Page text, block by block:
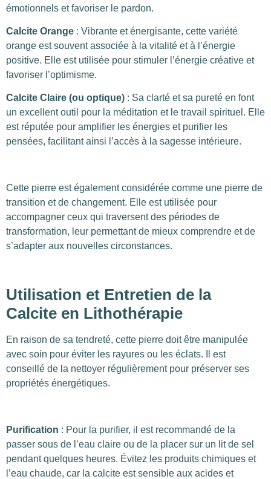
émotionnels et favoriser le pardon.
Calcite Orange : Vibrante et énergisante, cette variété
orange est souvent associée à la vitalité et à l’énergie
positive. Elle est utilisée pour stimuler l’énergie créative et
favoriser l’optimisme.
Calcite Claire (ou optique) : Sa clarté et sa pureté en font
un excellent outil pour la méditation et le travail spirituel. Elle
est réputée pour amplifier les énergies et purifier les
pensées, facilitant ainsi l’accès à la sagesse intérieure.
Cette pierre est également considérée comme une pierre de
transition et de changement. Elle est utilisée pour
accompagner ceux qui traversent des périodes de
transformation, leur permettant de mieux comprendre et de
s’adapter aux nouvelles circonstances.
Utilisation et Entretien de la
Calcite en Lithothérapie
En raison de sa tendreté, cette pierre doit être manipulée
avec soin pour éviter les rayures ou les éclats. Il est
conseillé de la nettoyer régulièrement pour préserver ses
propriétés énergétiques.
Purification : Pour la purifier, il est recommandé de la
passer sous de l’eau claire ou de la placer sur un lit de sel
pendant quelques heures. Évitez les produits chimiques et
l’eau chaude, car la calcite est sensible aux acides et